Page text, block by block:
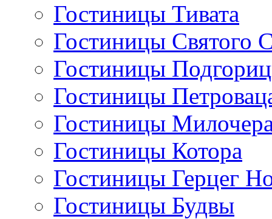
Гостиницы Тивата
Гостиницы Святого
Гостиницы
Гостиницы
Гостиницы
Гостиницы Котора
Гостиницы Герцег
Гостиницы Будвы